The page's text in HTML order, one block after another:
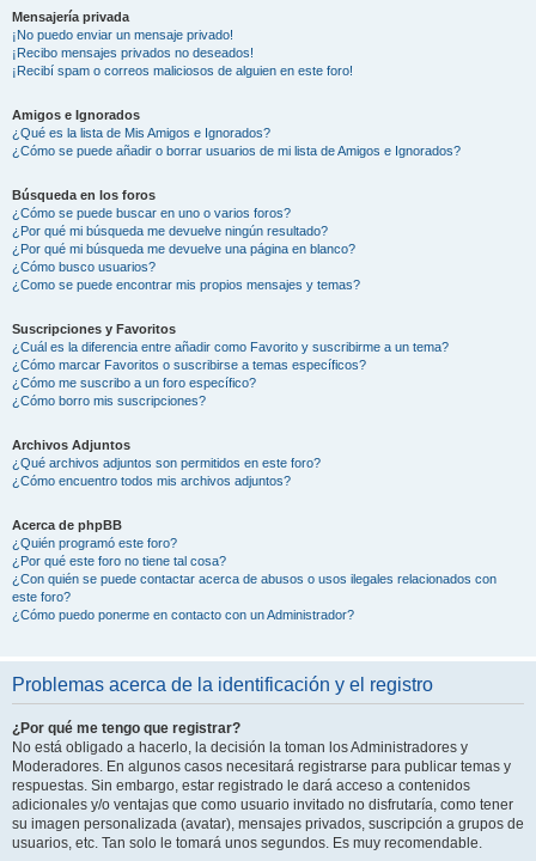
Mensajería privada
¡No puedo enviar un mensaje privado!
¡Recibo mensajes privados no deseados!
¡Recibí spam o correos maliciosos de alguien en este foro!
Amigos e Ignorados
¿Qué es la lista de Mis Amigos e Ignorados?
¿Cómo se puede añadir o borrar usuarios de mi lista de Amigos e Ignorados?
Búsqueda en los foros
¿Cómo se puede buscar en uno o varios foros?
¿Por qué mi búsqueda me devuelve ningún resultado?
¿Por qué mi búsqueda me devuelve una página en blanco?
¿Cómo busco usuarios?
¿Como se puede encontrar mis propios mensajes y temas?
Suscripciones y Favoritos
¿Cuál es la diferencia entre añadir como Favorito y suscribirme a un tema?
¿Cómo marcar Favoritos o suscribirse a temas específicos?
¿Cómo me suscribo a un foro específico?
¿Cómo borro mis suscripciones?
Archivos Adjuntos
¿Qué archivos adjuntos son permitidos en este foro?
¿Cómo encuentro todos mis archivos adjuntos?
Acerca de phpBB
¿Quién programó este foro?
¿Por qué este foro no tiene tal cosa?
¿Con quién se puede contactar acerca de abusos o usos ilegales relacionados con
este foro?
¿Cómo puedo ponerme en contacto con un Administrador?
Problemas acerca de la identificación y el registro
¿Por qué me tengo que registrar?
No está obligado a hacerlo, la decisión la toman los Administradores y
Moderadores. En algunos casos necesitará registrarse para publicar temas y
respuestas. Sin embargo, estar registrado le dará acceso a contenidos
adicionales y/o ventajas que como usuario invitado no disfrutaría, como tener
su imagen personalizada (avatar), mensajes privados, suscripción a grupos de
usuarios, etc. Tan solo le tomará unos segundos. Es muy recomendable.